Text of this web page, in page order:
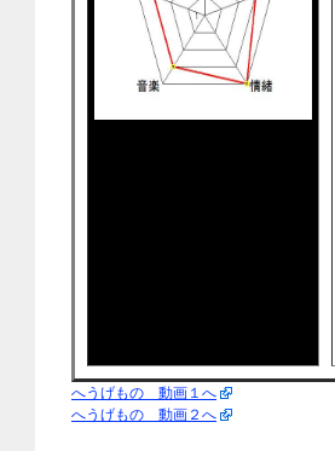
へうげもの 動画１へ
へうげもの 動画２へ